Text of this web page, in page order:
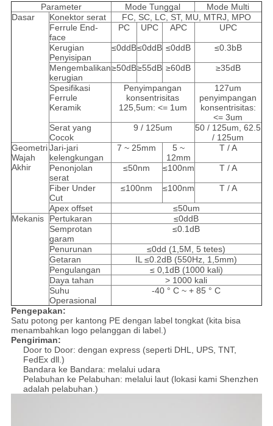
Parameter
Mode Tunggal
Mode Multi
Dasar
Konektor serat
FC, SC, LC, ST, MU, MTRJ, MPO
Ferrule End-
face
PC UPC APC UPC
Kerugian
Penyisipan
≤0ddB≤0ddB ≤0ddB ≤0.3bB
Mengembalikan
kerugian
≥50dB≥55dB ≥60dB ≥35dB
Spesifikasi
Ferrule
Keramik
Penyimpangan
konsentrisitas
125,5um: <= 1um
127um
penyimpangan
konsentrisitas:
<= 3um
Serat yang
Cocok
9 / 125um
50 / 125um, 62.5
/ 125um
Geometri
Wajah
Akhir
Jari-jari
kelengkungan
7 ~ 25mm
5 ~
12mm
T / A
Penonjolan
serat
≤50nm ≤100nm T / A
Fiber Under
Cut
≤100nm ≤100nm T / A
Apex offset
≤50um
Mekanis
Pertukaran
≤0ddB
Semprotan
garam
≤0.1dB
Penurunan
≤0dd (1,5M, 5 tetes)
Getaran
IL ≤0.2dB (550Hz, 1,5mm)
Pengulangan
≤ 0,1dB (1000 kali)
Daya tahan
> 1000 kali
Suhu
Operasional
-40 ° C ~ + 85 ° C
Pengepakan:
Satu potong per kantong PE dengan label tongkat (kita bisa
menambahkan logo pelanggan di label.)
Pengiriman:
Door to Door: dengan express (seperti DHL, UPS, TNT,
FedEx dll.)
Bandara ke Bandara: melalui udara
Pelabuhan ke Pelabuhan: melalui laut (lokasi kami Shenzhen
adalah pelabuhan.)